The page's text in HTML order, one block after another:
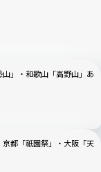
山」・和歌山「高野山」あ
京都「祇園祭」・大阪「天